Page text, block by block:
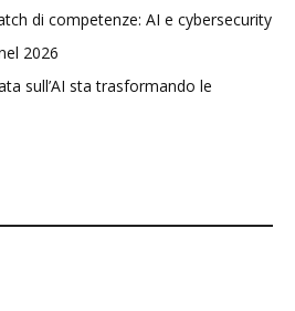
di competenze: AI e cybersecurity
2026
sull’AI sta trasformando le